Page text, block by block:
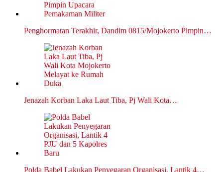
Penghormatan Terakhir, Dandim 0815/Mojokerto Pimpin…
Jenazah Korban Laka Laut Tiba, Pj Wali Kota…
Polda Babel Lakukan Penyegaran Organisasi, Lantik 4…